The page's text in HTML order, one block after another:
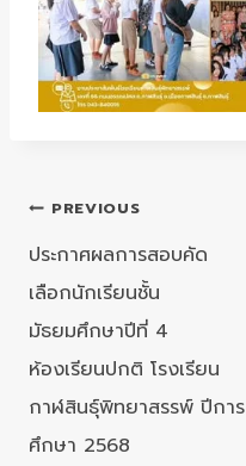
แนะแนว
เรื่อง
PREVIOUS
ประกาศผลการสอบคัด
เลือกนักเรียนชั้น
มัธยมศึกษาปีที่ 4
ห้องเรียนปกติ โรงเรียน
กาฬสินธุ์พิทยาสรรพ์ ปีการ
ศึกษา 2568